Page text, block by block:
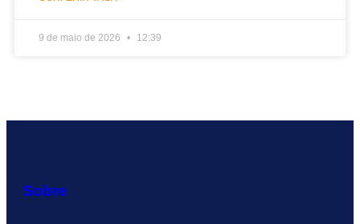
9 de maio de 2026 12:39
Sobre